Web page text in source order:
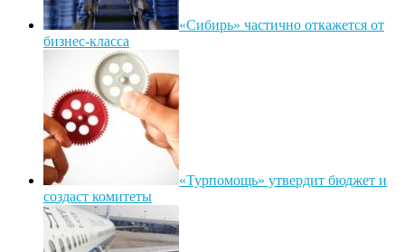
«Сибирь» частично откажется от
бизнес-класса
«Турпомощь» утвердит бюджет и
создаст комитеты